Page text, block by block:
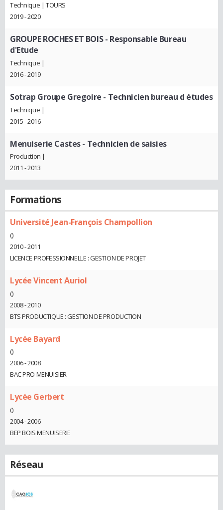
Technique | TOURS
2019 - 2020
GROUPE ROCHES ET BOIS- Responsable Bureau
d'Etude
Technique |
2016 - 2019
Sotrap Groupe Gregoire - Technicien bureau d études
Technique |
2015 - 2016
Menuiserie Castes- Technicien de saisies
Production |
2011 - 2013
Formations
Université Jean-François Champollion
()
2010 - 2011
LICENCE PROFESSIONNELLE : GESTION DE PROJET
Lycée Vincent Auriol
()
2008 - 2010
BTS PRODUCTIQUE : GESTION DE PRODUCTION
Lycée Bayard
()
2006 - 2008
BAC PRO MENUISIER
Lycée Gerbert
()
2004 - 2006
BEP BOIS MENUISERIE
Réseau